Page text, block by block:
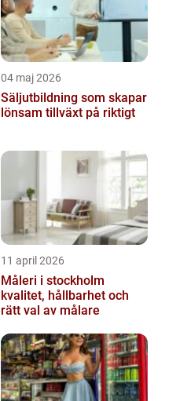
04 maj 2026
Säljutbildning som skapar
lönsam tillväxt på riktigt
11 april 2026
Måleri i stockholm
kvalitet, hållbarhet och
rätt val av målare